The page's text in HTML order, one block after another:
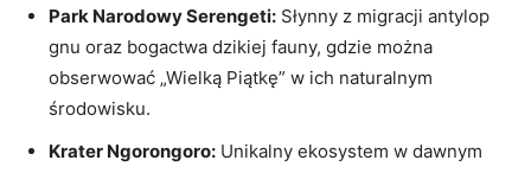
Park Narodowy Serengeti: Słynny z migracji antylop
gnu oraz ‍bogactwa dzikiej fauny, gdzie można‌
obserwować „Wielką Piątkę” w ich naturalnym
środowisku.
Krater Ngorongoro: Unikalny ekosystem ⁣w⁤ dawnym ​